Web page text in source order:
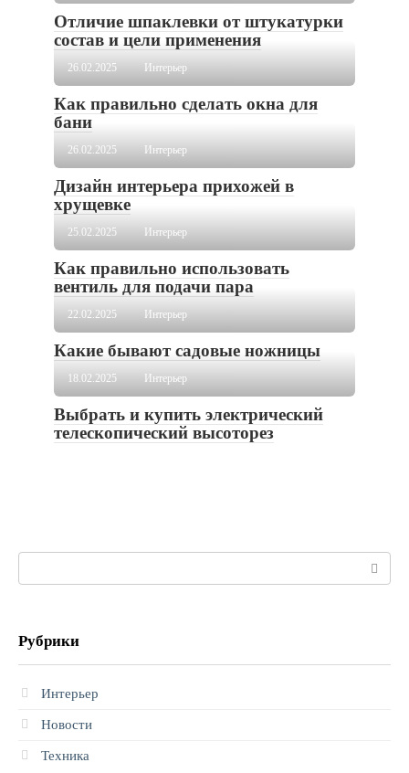
Отличие шпаклевки от штукатурки
состав и цели применения
26.02.2025 Интерьер
Как правильно сделать окна для
бани
26.02.2025 Интерьер
Дизайн интерьера прихожей в
хрущевке
25.02.2025 Интерьер
Как правильно использовать
вентиль для подачи пара
22.02.2025 Интерьер
Какие бывают садовые ножницы
18.02.2025 Интерьер
Выбрать и купить электрический
телескопический высоторез
Рубрики
Интерьер
Новости
Техника